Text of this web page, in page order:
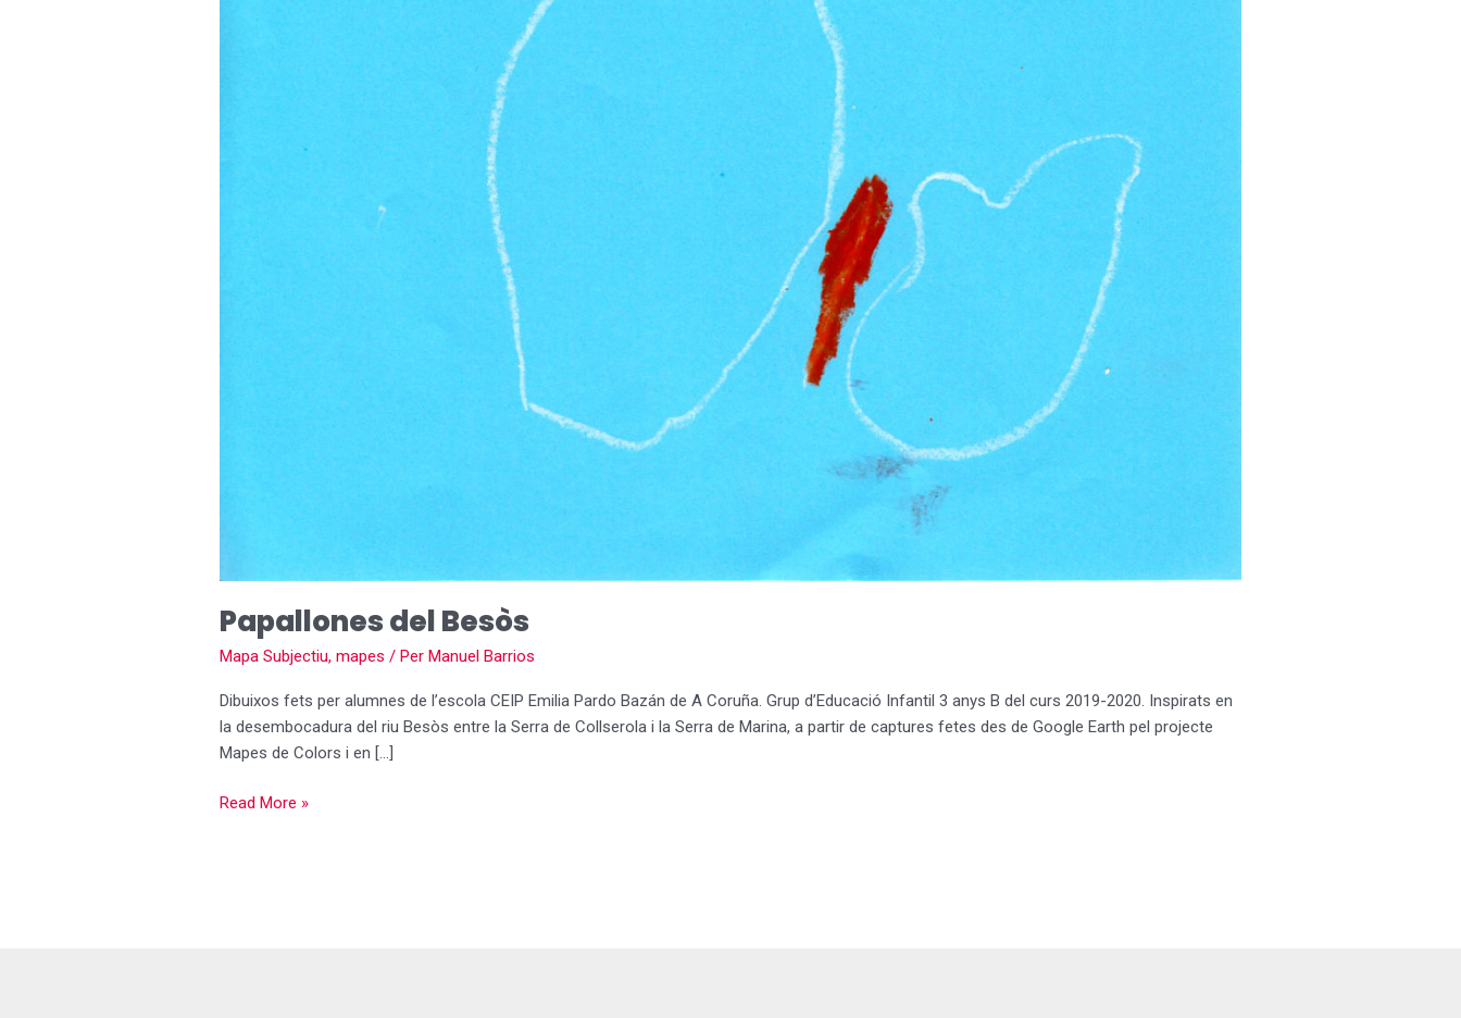
Papallones del Besòs
Mapa Subjectiu,mapes / Per Manuel Barrios
Dibuixos fets per alumnes de l’escola CEIP Emilia Pardo Bazán de A Coruña. Grup d’Educació Infantil 3 anys B del curs 2019-2020. Inspirats en
la desembocadura del riu Besòs entre la Serra de Collserola i la Serra de Marina, a partir de captures fetes des de Google Earth pel projecte
Mapes de Colors i en […]
Read More »